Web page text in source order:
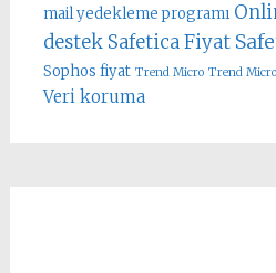
mail yedekleme programı
destek Safetica Fiyat
Sophos fiyat Trend Micro Trend
Veri koruma